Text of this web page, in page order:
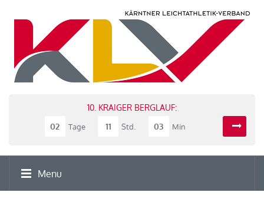
10. KRAIGER BERGLAUF:
02
Tage 11 Std. 03 Min
Menu